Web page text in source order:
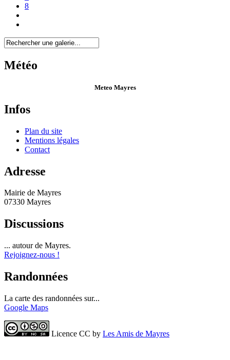
8
Météo
Meteo Mayres
Infos
Plan du site
Mentions légales
Contact
Adresse
Mairie de Mayres
07330 Mayres
Discussions
... autour de Mayres.
Rejoignez-nous !
Randonnées
La carte des randonnées sur...
Google Maps
Licence CC by Les Amis de Mayres